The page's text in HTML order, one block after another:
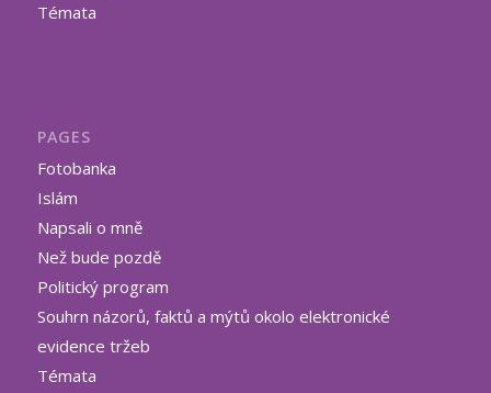
Témata
PAGES
Fotobanka
Islám
Napsali o mně
Než bude pozdě
Politický program
Souhrn názorů, faktů a mýtů okolo elektronické
evidence tržeb
Témata